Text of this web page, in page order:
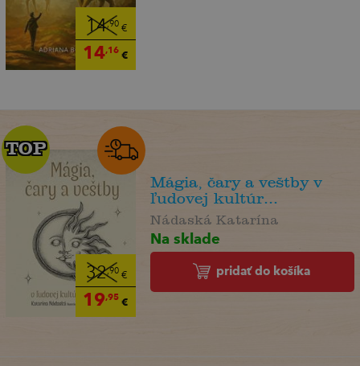
14,90€
14,16€
32,90€
19,95€
TOP
TOP
Mágia, čary a veštby v
ľudovej kultúr...
Nádaská Katarína
Na sklade
pridať do košíka